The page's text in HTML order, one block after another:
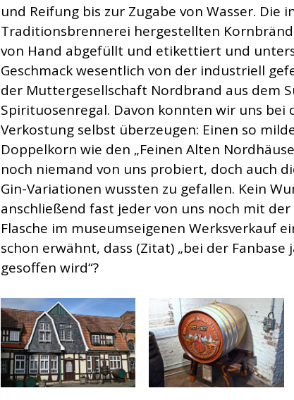
und Reifung bis zur Zugabe von Wasser. Die
Traditionsbrennerei hergestellten
von Hand abgefüllt und etikettiert und
Geschmack wesentlich von der industriell
der Muttergesellschaft Nordbrand aus dem
Spirituosenregal. Davon konnten wir uns bei
Verkostung selbst überzeugen: Einen so
Doppelkorn wie den „Feinen Alten
noch niemand von uns probiert, doch auch
Gin-Variationen wussten zu gefallen. Kein
anschließend fast jeder von uns noch mit
Flasche im museumseigenen Werksverkauf
schon erwähnt, dass (Zitat) „bei der Fanbase
gesoffen wird“?